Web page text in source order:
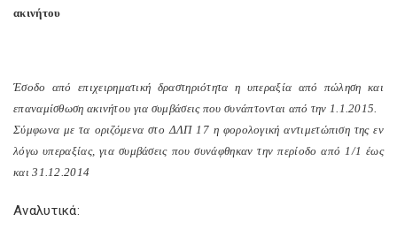
ακινήτου
Έσοδο από επιχειρηματική δραστηριότητα η υπεραξία από πώληση και
επαναμίσθωση ακινήτου για συμβάσεις που συνάπτονται από την 1.1.2015.
Σύμφωνα με τα οριζόμενα στο ΔΛΠ 17 η φορολογική αντιμετώπιση της εν
λόγω υπεραξίας, για συμβάσεις που συνάφθηκαν την περίοδο από 1/1 έως
και 31.12.2014
Αναλυτικά: